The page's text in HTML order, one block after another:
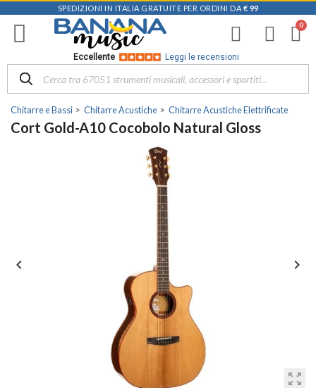
SPEDIZIONI IN ITALIA GRATUITE PER ORDINI DA € 99
Eccellente Leggi le recensioni
Chitarre e Bassi Chitarre Acustiche Chitarre Acustiche Elettrificate
Cort Gold-A10 Cocobolo Natural Gloss
zoom_out_map
 